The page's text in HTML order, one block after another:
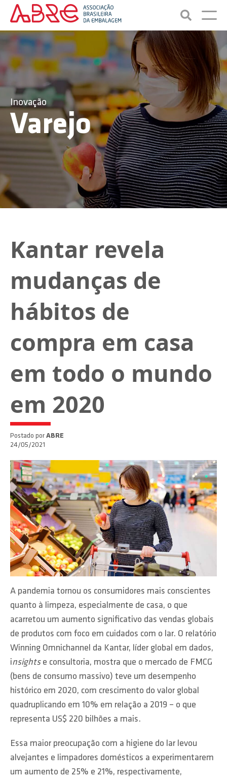
Inovação
Varejo
Kantar revela
mudanças de
hábitos de
compra em casa
em todo o mundo
em 2020
Postado por ABRE
24/05/2021
A pandemia tornou os consumidores mais conscientes
quanto à limpeza, especialmente de casa, o que
acarretou um aumento significativo das vendas globais
de produtos com foco em cuidados com o lar. O relatório
Winning Omnichannel da Kantar, líder global em dados,
insightse consultoria, mostra que o mercado de FMCG
(bens de consumo massivo) teve um desempenho
histórico em 2020, com crescimento do valor global
quadruplicando em 10% em relação a 2019 – o que
representa US$ 220 bilhões a mais.
Essa maior preocupação com a higiene do lar levou
alvejantes e limpadores domésticos a experimentarem
um aumento de 25% e 21%, respectivamente,